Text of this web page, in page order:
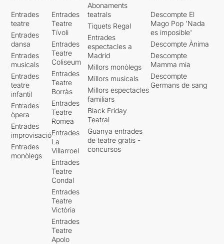
Entrades
teatre
Entrades
dansa
Entrades
musicals
Entrades
teatre
infantil
Entrades
òpera
Entrades
improvisació
Entrades
monòlegs
Entrades
Teatre
Tívoli
Entrades
Teatre
Coliseum
Entrades
Teatre
Borràs
Entrades
Teatre
Romea
Entrades
La
Villarroel
Entrades
Teatre
Condal
Entrades
Teatre
Victòria
Entrades
Teatre
Apolo
Abonaments
teatrals
Tiquets Regal
Entrades
espectacles a
Madrid
Millors monòlegs
Millors musicals
Millors espectacles
familiars
Black Friday
Teatral
Guanya entrades
de teatre gratis -
concursos
Descompte El
Mago Pop 'Nada
es imposible'
Descompte Ànima
Descompte
Mamma mia
Descompte
Germans de sang